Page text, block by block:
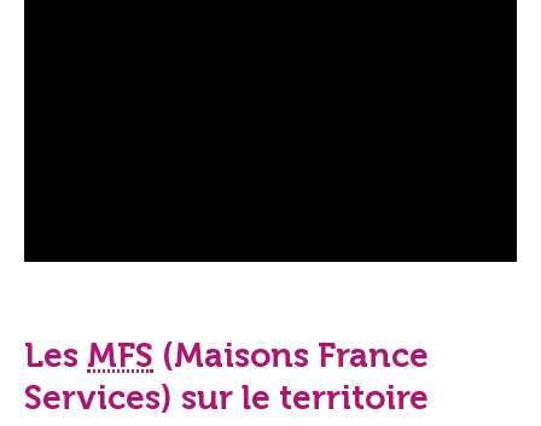
Les MFS (Maisons France
Services) sur le territoire